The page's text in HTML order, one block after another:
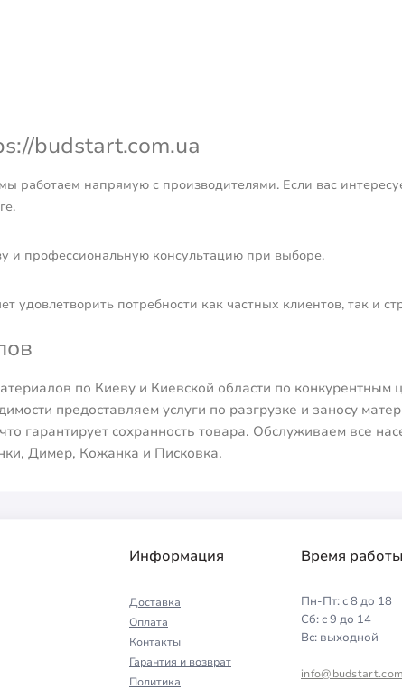
budstart.com.ua
работаем напрямую с производителями. Если вас
и профессиональную консультацию при выборе.
удовлетворить потребности как частных клиентов, так и
по Киеву и Киевской области по конкурентным
предоставляем услуги по разгрузке и заносу
гарантирует сохранность товара. Обслуживаем все
Димер, Кожанка и Писковка.
Информация
Доставка
Оплата
Контакты
Гарантия и возврат
Политика
Время работы
Пн-Пт: с 8 до 18
Сб: с 9 до 14
Вс: выходной